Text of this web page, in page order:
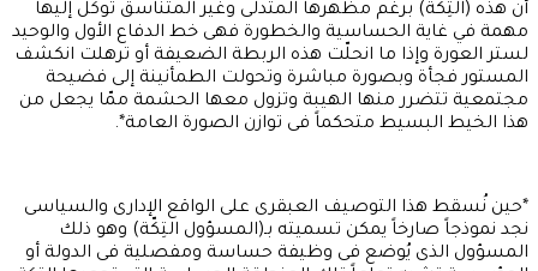
أن هذه (التِكّة) برغم مظهرها المتدلى وغير المتناسق تُوكل إليها
مهمة في غاية الحساسية والخطورة فهى خط الدفاع الأول والوحيد
لستر العورة وإذا ما انحلّت هذه الربطة الضعيفة أو ترهلت انكشف
المستور فجأة وبصورة مباشرة وتحولت الطمأنينة إلى فضيحة
مجتمعية تتضرر منها الهيبة وتزول معها الحشمة ممّا يجعل من
هذا الخيط البسيط متحكماً فى توازن الصورة العامة*.
*حين نُسقط هذا التوصيف العبقرى على الواقع الإدارى والسياسى
نجد نموذجاً صارخاً يمكن تسميته بـ(المسؤول التِكّة) وهو ذلك
المسؤول الذى يُوضع فى وظيفة حساسة ومفصلية فى الدولة أو